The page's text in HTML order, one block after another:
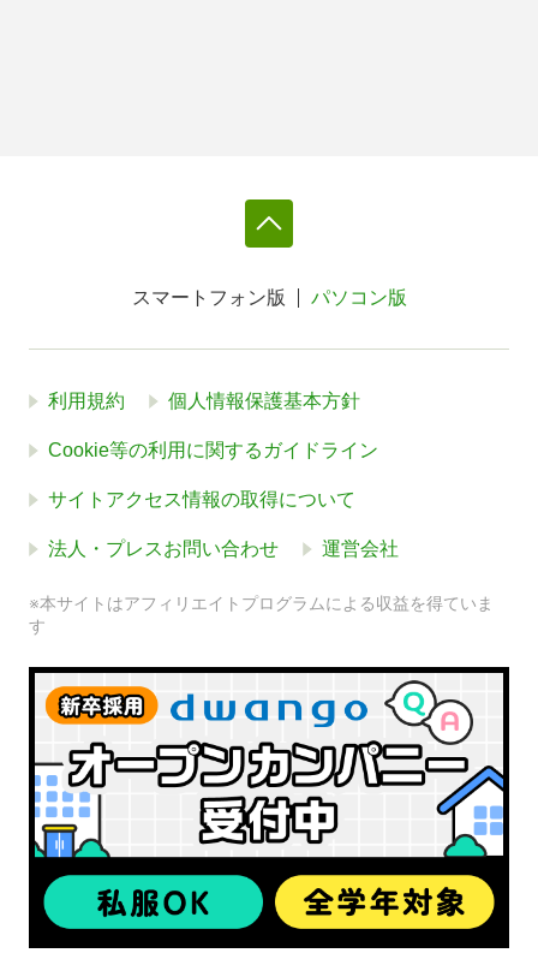
スマートフォン版 パソコン版
利用規約 個人情報保護基本方針
Cookie等の利用に関するガイドライン
サイトアクセス情報の取得について
法人・プレスお問い合わせ 運営会社
※本サイトはアフィリエイトプログラムによる収益を得ていま
す